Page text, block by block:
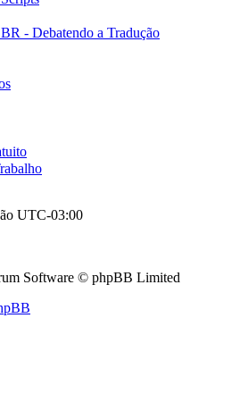
- Debatendo a Tradução
UTC-03:00
Software © phpBB Limited